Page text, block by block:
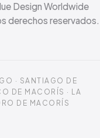
Design Worldwide
derechos reservados.
· SANTIAGO DE
DE MACORÍS · LA
DE MACORÍS